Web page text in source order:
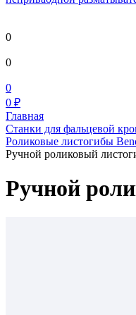
0
0
0
0 ₽
Главная
Станки для фальцевой
Роликовые листогибы
Ручной роликовый
Ручной